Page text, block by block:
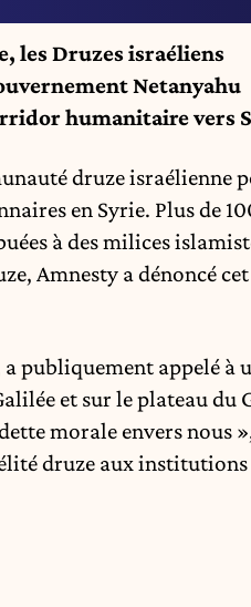
les Druzes israéliens
Netanyahu
humanitaire vers
druze israélienne
en Syrie. Plus de
à des milices
Amnesty a dénoncé cet
publiquement appelé à
et sur le plateau du
morale envers nous
druze aux institutions